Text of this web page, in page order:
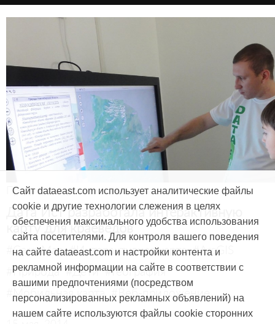
Продукты и услуги
Дата Ист разработала интерактивную
карту для краеведов
#CarryMap #Интерактивная карта #ArcGIS
#Природа #Дети #География
#Мобильная карта #Веб-приложение
Сайт dataeast.com использует аналитические файлы
cookie и другие технологии слежения в целях
обеспечения максимального удобства использования
сайта посетителями. Для контроля вашего поведения
на сайте dataeast.com и настройки контента и
рекламной информации на сайте в соответствии с
вашими предпочтениями (посредством
персонализированных рекламных объявлений) на
нашем сайте используются файлы cookie сторонних